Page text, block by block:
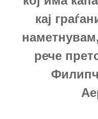
кај
рече